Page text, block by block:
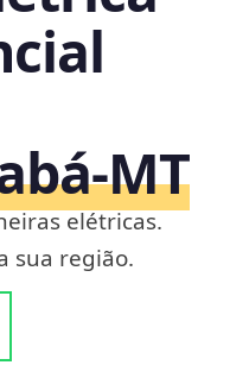
elétricas.
sua região.